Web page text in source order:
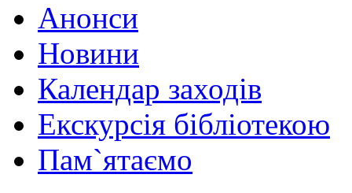
Анонси
Новини
Календар заходів
Екскурсія бібліотекою
Пам`ятаємо